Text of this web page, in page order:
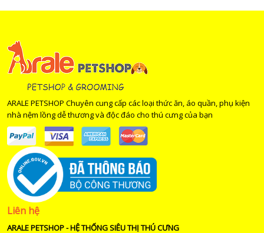
ARALE PETSHOP Chuyên cung cấp các loại thức ăn, áo quần, phụ kiện
nhà nệm lồng dễ thương và độc đáo cho thú cưng của bạn
Liên hệ
ARALE PETSHOP - HỆ THỐNG SIÊU THỊ THÚ CƯNG